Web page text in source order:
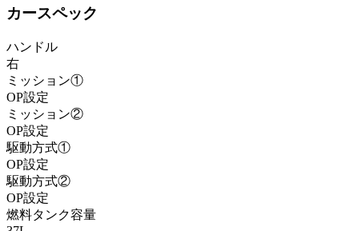
カースペック
ハンドル
右
ミッション①
OP設定
ミッション②
OP設定
駆動方式①
OP設定
駆動方式②
OP設定
燃料タンク容量